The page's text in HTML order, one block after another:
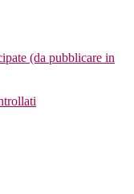
(da pubblicare in